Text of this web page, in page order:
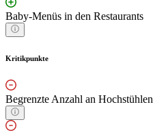
Baby-Menüs in den Restaurants
Kritikpunkte
Begrenzte Anzahl an Hochstühlen